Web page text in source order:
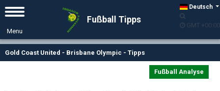
Deutsch
GMT +00:00
Fußball Tipps
Gold Coast United - Brisbane Olympic - Tipps
Fußball Analyse